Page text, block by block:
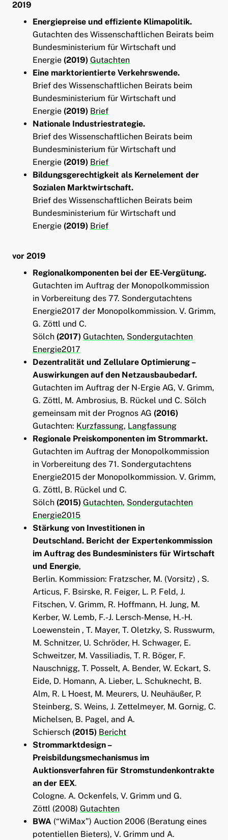
2019
Energiepreise und effiziente Klimapolitik.
Gutachten des Wissenschaftlichen Beirats beim
Bundesministerium für Wirtschaft und
Energie (2019) Gutachten
Eine marktorientierte Verkehrswende.
Brief des Wissenschaftlichen Beirats beim
Bundesministerium für Wirtschaft und
Energie (2019) Brief
Nationale Industriestrategie.
Brief des Wissenschaftlichen Beirats beim
Bundesministerium für Wirtschaft und
Energie (2019) Brief
Bildungsgerechtigkeit als Kernelement der
Sozialen Marktwirtschaft.
Brief des Wissenschaftlichen Beirats beim
Bundesministerium für Wirtschaft und
Energie (2019) Brief
vor 2019
Regionalkomponenten bei der EE-Vergütung.
Gutachten im Auftrag der Monopolkommission
in Vorbereitung des 77. Sondergutachtens
Energie2017 der Monopolkommission. V. Grimm,
G. Zöttl und C.
Sölch (2017) Gutachten, Sondergutachten
Energie2017
Dezentralität und Zellulare Optimierung –
Auswirkungen auf den Netzausbaubedarf.
Gutachten im Auftrag der N-Ergie AG, V. Grimm,
G. Zöttl, M. Ambrosius, B. Rückel und C. Sölch
gemeinsam mit der Prognos AG (2016)
Gutachten: Kurzfassung, Langfassung
Regionale Preiskomponenten im Strommarkt.
Gutachten im Auftrag der Monopolkommission
in Vorbereitung des 71. Sondergutachtens
Energie2015 der Monopolkommission. V. Grimm,
G. Zöttl, B. Rückel und C.
Sölch (2015) Gutachten, Sondergutachten
Energie2015
Stärkung von Investitionen in
Deutschland. Bericht der Expertenkommission
im Auftrag des Bundesministers für Wirtschaft
und Energie,
Berlin. Kommission: Fratzscher, M. (Vorsitz) , S.
Articus, F. Bsirske, R. Feiger, L. P. Feld, J.
Fitschen, V. Grimm, R. Hoffmann, H. Jung, M.
Kerber, W. Lemb, F.-J. Lersch-Mense, H.-H.
Loewenstein , T. Mayer, T. Oletzky, S. Russwurm,
M. Schnitzer, U. Schröder, H. Schwager, E.
Schweitzer, M. Vassiliadis, T. R. Böger, F.
Nauschnigg, T. Posselt, A. Bender, W. Eckart, S.
Eide, D. Homann, A. Lieber, L. Schuknecht, B.
Alm, R. L ́Hoest, M. Meurers, U. Neuhäußer, P.
Steinberg, S. Weins, J. Zettelmeyer, M. Gornig, C.
Michelsen, B. Pagel, and A.
Schiersch (2015) Bericht
Strommarktdesign –
Preisbildungsmechanismus im
Auktionsverfahren für Stromstundenkontrakte
an der EEX.
Cologne. A. Ockenfels, V. Grimm und G.
Zöttl (2008) Gutachten
BWA (“WiMax”) Auction 2006 (Beratung eines
potentiellen Bieters), V. Grimm und A.